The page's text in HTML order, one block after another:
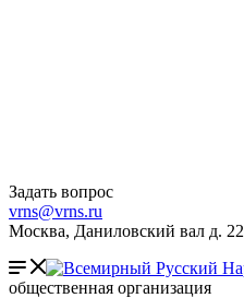
Задать вопрос
vrns@vrns.ru
Москва, Даниловский вал д. 22
общественная организация